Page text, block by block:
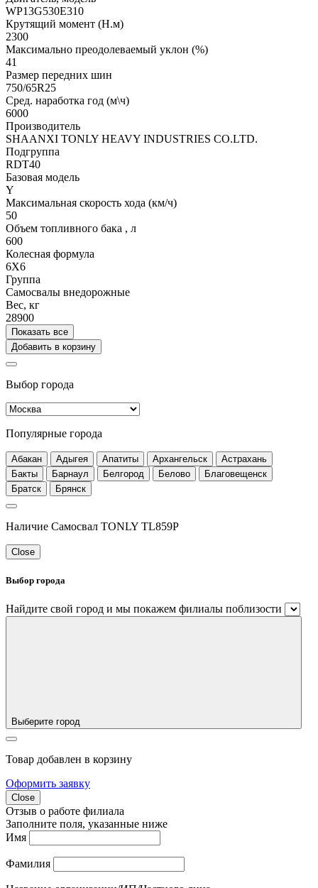
WP13G530E310
Крутящий момент (Н.м)
2300
Максимально преодолеваемый уклон (%)
41
Размер передних шин
750/65R25
Сред. наработка год (м\ч)
6000
Производитель
SHAANXI TONLY HEAVY INDUSTRIES CO.LTD.
Подгруппа
RDT40
Базовая модель
Y
Максимальная скорость хода (км/ч)
50
Объем топливного бака , л
600
Колесная формула
6Х6
Группа
Самосвалы внедорожные
Вес, кг
28900
Показать все
Добавить в корзину
Выбор города
Популярные города
Абакан Адыгея Апатиты Архангельск
Астрахань
Бакты
Барнаул Белгород Белово
Благовещенск
Братск
Брянск
Наличие Самосвал TONLY TL859P
Close
Выбор города
Найдите свой город и мы покажем филиалы поблизости
Выберите город
Товар добавлен в корзину
Оформить заявку
Close
Отзыв о работе филиала
Заполните поля, указанные ниже
Имя
Фамилия